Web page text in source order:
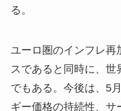
る。
ユーロ圏のインフレ再
スであると同時に、
でもある。今後は、5
ギー価格の持続性、サ